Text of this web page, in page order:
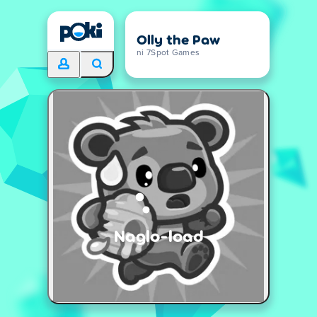
Olly the Paw
ni 7Spot Games
Naglo-load